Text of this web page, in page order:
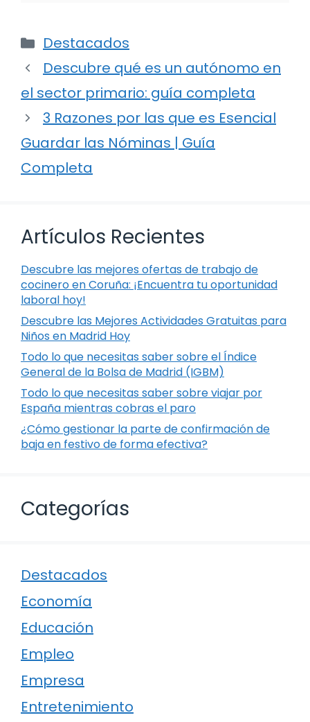
Categorías
Destacados
Descubre qué es un autónomo en
el sector primario: guía completa
3 Razones por las que es Esencial
Guardar las Nóminas | Guía
Completa
Artículos Recientes
Descubre las mejores ofertas de trabajo de
cocinero en Coruña: ¡Encuentra tu oportunidad
laboral hoy!
Descubre las Mejores Actividades Gratuitas para
Niños en Madrid Hoy
Todo lo que necesitas saber sobre el Índice
General de la Bolsa de Madrid (IGBM)
Todo lo que necesitas saber sobre viajar por
España mientras cobras el paro
¿Cómo gestionar la parte de confirmación de
baja en festivo de forma efectiva?
Categorías
Destacados
Economía
Educación
Empleo
Empresa
Entretenimiento